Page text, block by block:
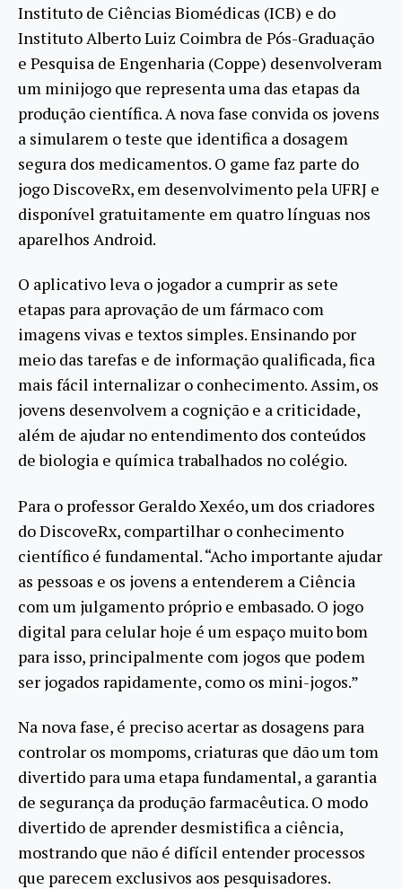
Instituto de Ciências Biomédicas (ICB) e do
Instituto Alberto Luiz Coimbra de Pós-Graduação
e Pesquisa de Engenharia (Coppe) desenvolveram
um minijogo que representa uma das etapas da
produção científica. A nova fase convida os jovens
a simularem o teste que identifica a dosagem
segura dos medicamentos. O game faz parte do
jogo DiscoveRx, em desenvolvimento pela UFRJ e
disponível gratuitamente em quatro línguas nos
aparelhos Android.
O aplicativo leva o jogador a cumprir as sete
etapas para aprovação de um fármaco com
imagens vivas e textos simples. Ensinando por
meio das tarefas e de informação qualificada, fica
mais fácil internalizar o conhecimento. Assim, os
jovens desenvolvem a cognição e a criticidade,
além de ajudar no entendimento dos conteúdos
de biologia e química trabalhados no colégio.
Para o professor Geraldo Xexéo, um dos criadores
do DiscoveRx, compartilhar o conhecimento
científico é fundamental. “Acho importante ajudar
as pessoas e os jovens a entenderem a Ciência
com um julgamento próprio e embasado. O jogo
digital para celular hoje é um espaço muito bom
para isso, principalmente com jogos que podem
ser jogados rapidamente, como os mini-jogos.”
Na nova fase, é preciso acertar as dosagens para
controlar os mompoms, criaturas que dão um tom
divertido para uma etapa fundamental, a garantia
de segurança da produção farmacêutica. O modo
divertido de aprender desmistifica a ciência,
mostrando que não é difícil entender processos
que parecem exclusivos aos pesquisadores.